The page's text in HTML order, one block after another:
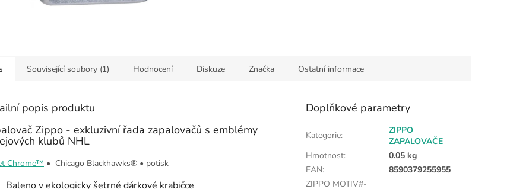
Související soubory (1) Hodnocení Diskuze Značka Ostatní informace
popis produktu
Zippo - exkluzivní řada zapalovačů s emblémy
klubů NHL
Chrome™ • Chicago Blackhawks® • potisk
Baleno v ekologicky šetrné dárkové krabičce
Doplňkové parametry
Kategorie:
ZIPPO
ZAPALOVAČE
Hmotnost:
0.05 kg
EAN:
8590379255955
ZIPPO MOTIV#-